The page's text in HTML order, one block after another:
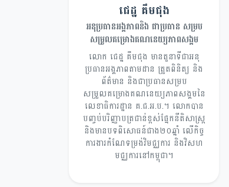
ជេដ្ឋ គឹមជុង
អនុប្រធានអង្គភាពនិង ជាប្រធាន សម្រប
សម្រួលគម្រោងគណនេយ្យភាពសង្គម
លោក ជេដ្ឋ គឹមជុង មានតួនាទីជាអនុ
ប្រធានអង្គភាពតាមដាន ត្រួតពិនិត្យ និង
ព័ត៌មាន និងជាប្រធានសម្រប
សម្រួលគម្រោងគណនេយ្យភាពសង្គមនៃ
លេខាធិការដ្ឋាន គ.ជ.អ.ប.។ លោកបាន
បញ្ចប់បរិញ្ញាបត្រជាន់ខ្ពស់ផ្នែកនីតិសាស្រ្ត
និងមានបទពិសោធន៍ជាង២០ឆ្នាំ លើកិច្ច
ការងារកំណែទម្រង់វិមជ្ឈការ និងវិសហ
មជ្ឈការនៅកម្ពុជា។